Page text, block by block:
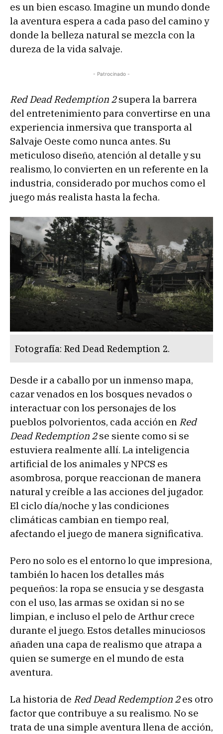
es un bien escaso. Imagine un mundo donde
la aventura espera a cada paso del camino y
donde la belleza natural se mezcla con la
dureza de la vida salvaje.
- Patrocinado -
Red Dead Redemption 2supera la barrera
del entretenimiento para convertirse en una
experiencia inmersiva que transporta al
Salvaje Oeste como nunca antes. Su
meticuloso diseño, atención al detalle y su
realismo, lo convierten en un referente en la
industria, considerado por muchos como el
juego más realista hasta la fecha.
Fotografía: Red Dead Redemption 2.
Desde ir a caballo por un inmenso mapa,
cazar venados en los bosques nevados o
interactuar con los personajes de los
pueblos polvorientos, cada acción en Red
Dead Redemption 2se siente como si se
estuviera realmente allí. La inteligencia
artificial de los animales y NPCS es
asombrosa, porque reaccionan de manera
natural y creíble a las acciones del jugador.
El ciclo día/noche y las condiciones
climáticas cambian en tiempo real,
afectando el juego de manera significativa.
Pero no solo es el entorno lo que impresiona,
también lo hacen los detalles más
pequeños: la ropa se ensucia y se desgasta
con el uso, las armas se oxidan si no se
limpian, e incluso el pelo de Arthur crece
durante el juego. Estos detalles minuciosos
añaden una capa de realismo que atrapa a
quien se sumerge en el mundo de esta
aventura.
La historia de Red Dead Redemption 2es otro
factor que contribuye a su realismo. No se
trata de una simple aventura llena de acción,